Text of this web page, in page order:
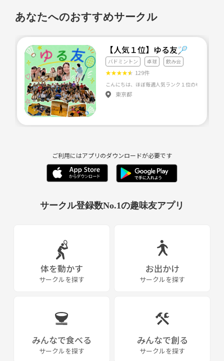
｢社会人になって会社と家の往復だけ😭｣
なんて方々もぜひ😁👍
一緒に楽しくバドミントンしてみましょう！
また、「楽しく」をモットーにしているので新規の方には何回か遊びに
来て頂いてる方から積極的に声をかけてもらえるように言っています
体育館を借りられないときもあるので、他のスポーツ企画や交流も兼ね
て一緒に飲みなども後々企画してます😊
質問等も気軽にどうぞ☺️
あなたへのおすすめサークル
【人気１位】ゆる友🏸
バドミントン 卓球 飲み会
★★★★★ 129件
東京都
ご利用にはアプリのダウンロードが必要です
サークル登録数No.1の趣味友アプリ
体を動かす
サークルを探す
お出かけ
サークルを探す
みんなで食べる
サークルを探す
みんなで創る
サークルを探す